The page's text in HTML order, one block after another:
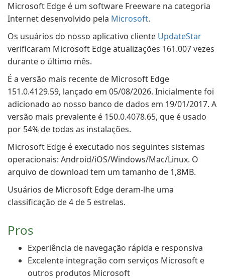
Microsoft Edge é um software Freeware na categoria
Internet desenvolvido pela Microsoft.
Os usuários do nosso aplicativo cliente UpdateStar
verificaram Microsoft Edge atualizações 161.007 vezes
durante o último mês.
É a versão mais recente de Microsoft Edge
151.0.4129.59, lançado em 05/08/2026. Inicialmente foi
adicionado ao nosso banco de dados em 19/01/2017. A
versão mais prevalente é 150.0.4078.65, que é usado
por 54% de todas as instalações.
Microsoft Edge é executado nos seguintes sistemas
operacionais: Android/iOS/Windows/Mac/Linux. O
arquivo de download tem um tamanho de 1,8MB.
Usuários de Microsoft Edge deram-lhe uma
classificação de 4 de 5 estrelas.
Pros
Experiência de navegação rápida e responsiva
Excelente integração com serviços Microsoft e
outros produtos Microsoft